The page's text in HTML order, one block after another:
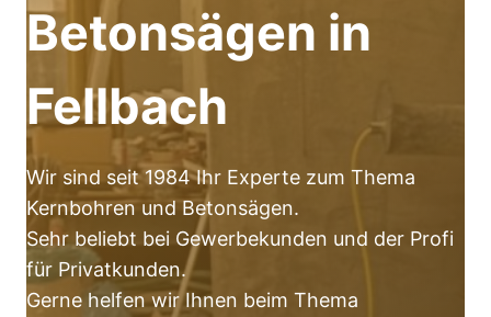
Betonsägen in
Fellbach
Wir sind seit 1984 Ihr Experte zum Thema
Kernbohren und Betonsägen.
Sehr beliebt bei Gewerbekunden und der Profi
für Privatkunden.
Gerne helfen wir Ihnen beim Thema